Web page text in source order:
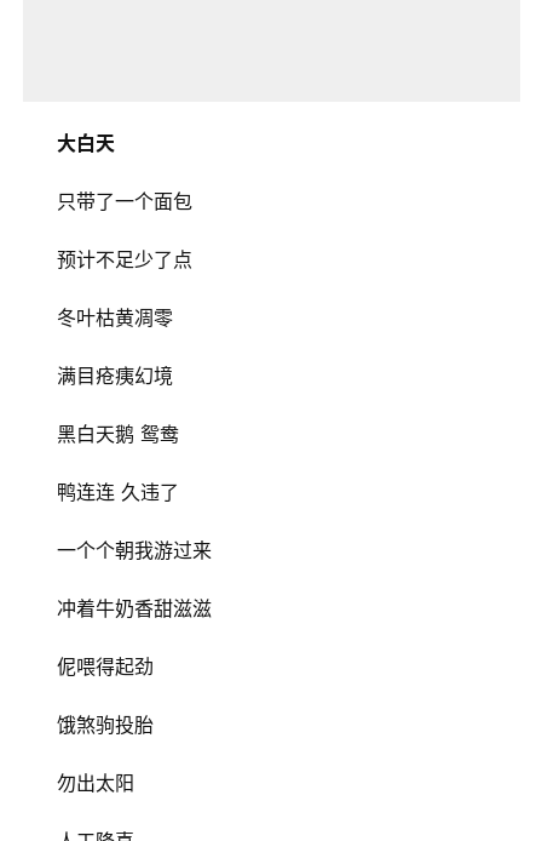
大白天
只带了一个面包
​预计不足少了点
​冬叶枯黄凋零
​满目疮痍幻境
​黑白天鹅 鸳鸯
鸭连连 久违了
​一个个朝我游过来
​冲着牛奶香甜滋滋
​伲喂得起劲
​饿煞驹投胎
​勿出太阳